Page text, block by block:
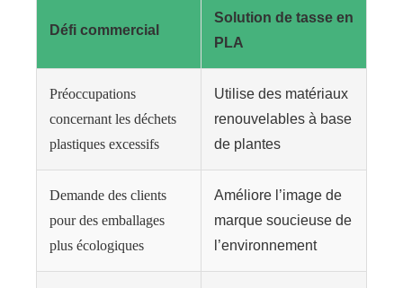
Défi commercial
Solution de tasse en
PLA
Préoccupations
concernant les déchets
plastiques excessifs
Utilise des matériaux
renouvelables à base
de plantes
Demande des clients
pour des emballages
plus écologiques
Améliore l’image de
marque soucieuse de
l’environnement